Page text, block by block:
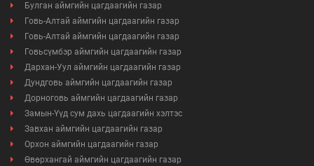
Булган аймгийн цагдаагийн газар
Говь-Алтай аймгийн цагдаагийн газар
Говь-Алтай аймгийн цагдаагийн газар
Говьсүмбэр аймгийн цагдаагийн газар
Дархан-Уул аймгийн цагдаагийн газар
Дундговь аймгийн цагдаагийн газар
Дорноговь аймгийн цагдаагийн газар
Замын-Үүд сум дахь цагдаагийн хэлтэс
Завхан аймгийн цагдаагийн газар
Орхон аймгийн цагдаагийн газар
Өвөрхангай аймгийн цагдаагийн газар
Иргэдийг хүлээн авах хуваарь
Ажил үүргийн чиглэл, утасны дугаар